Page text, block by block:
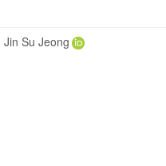
Jin Su Jeong